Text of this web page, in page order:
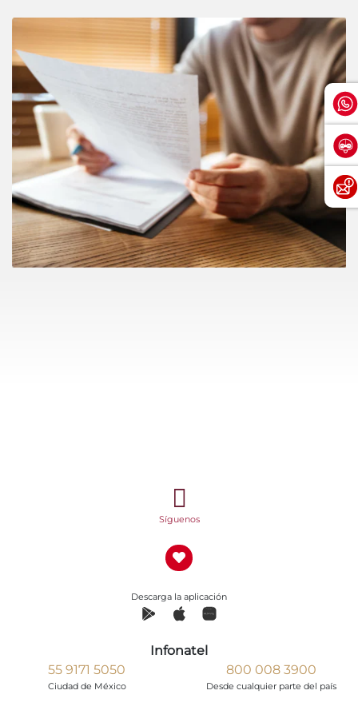
Síguenos
Descarga la aplicación
Infonatel
55 9171 5050
Ciudad de México
800 008 3900
Desde cualquier parte del país